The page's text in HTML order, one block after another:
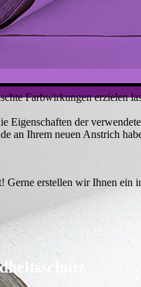
Farbwirkungen erzielen
Eigenschaften der
an Ihrem neuen Anstrich
Gerne erstellen wir Ihnen ein